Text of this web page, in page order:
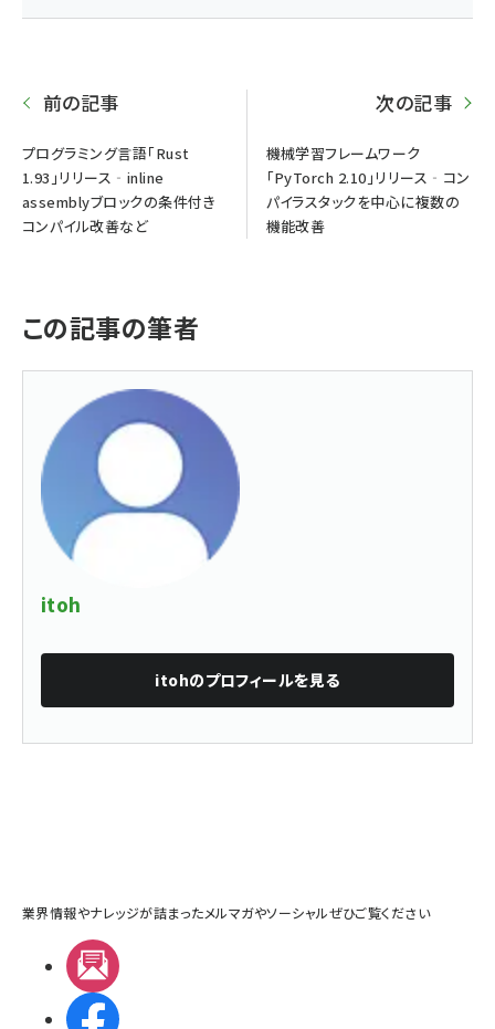
前の記事
プログラミング言語「Rust
1.93」リリース‐inline
assemblyブロックの条件付き
コンパイル改善など
次の記事
機械学習フレームワーク
「PyTorch 2.10」リリース‐コン
パイラスタックを中心に複数の
機能改善
この記事の筆者
itoh
itohのプロフィールを見る
業界情報やナレッジが詰まったメルマガやソーシャルぜひご覧ください